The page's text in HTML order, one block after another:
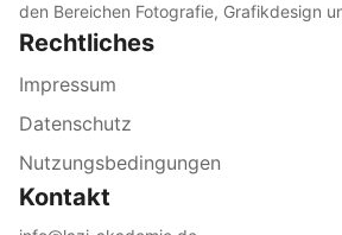
den Bereichen Fotografie, Grafikdesign
Rechtliches
Impressum
Datenschutz
Nutzungsbedingungen
Kontakt